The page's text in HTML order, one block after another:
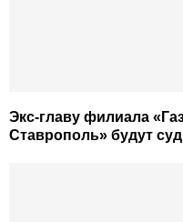
Экс-главу филиала
Ставрополь» будут